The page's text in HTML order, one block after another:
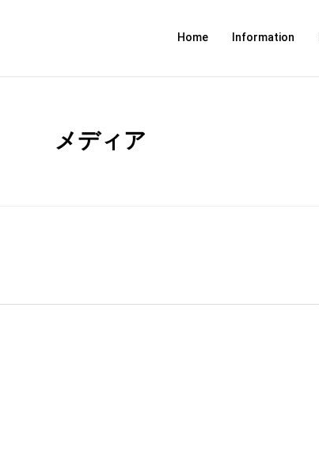
Home Information
メディア